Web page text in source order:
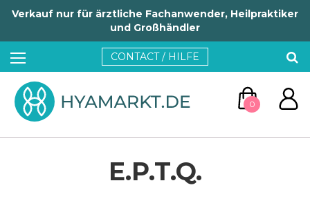
Verkauf nur für ärztliche Fachanwender, Heilpraktiker
und Großhändler
CONTACT / HILFE
0
E.P.T.Q.